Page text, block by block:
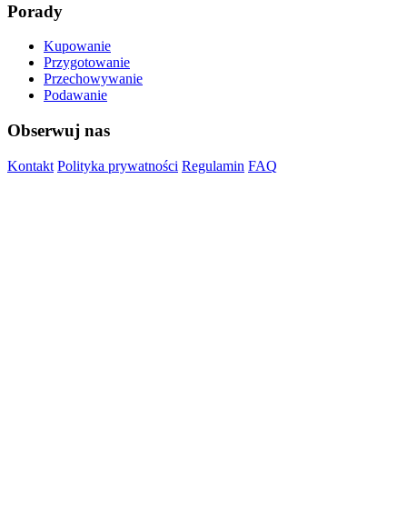
Porady
Kupowanie
Przygotowanie
Przechowywanie
Podawanie
Obserwuj nas
Kontakt Polityka prywatności Regulamin FAQ